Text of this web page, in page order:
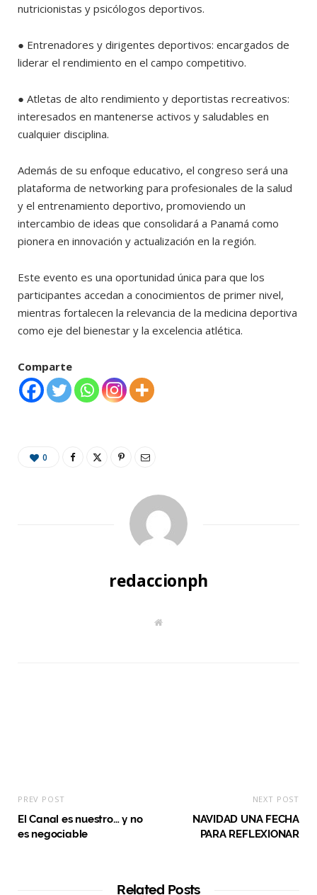
nutricionistas y psicólogos deportivos.
● Entrenadores y dirigentes deportivos: encargados de
liderar el rendimiento en el campo competitivo.
● Atletas de alto rendimiento y deportistas recreativos:
interesados en mantenerse activos y saludables en
cualquier disciplina.
Además de su enfoque educativo, el congreso será una
plataforma de networking para profesionales de la salud
y el entrenamiento deportivo, promoviendo un
intercambio de ideas que consolidará a Panamá como
pionera en innovación y actualización en la región.
Este evento es una oportunidad única para que los
participantes accedan a conocimientos de primer nivel,
mientras fortalecen la relevancia de la medicina deportiva
como eje del bienestar y la excelencia atlética.
Comparte
0
redaccionph
W
PREV POST
El Canal es nuestro… y no
es negociable
NEXT POST
NAVIDAD UNA FECHA
PARA REFLEXIONAR
Related Posts